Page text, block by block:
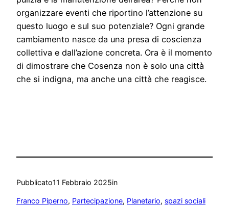
organizzare eventi che riportino l’attenzione su
questo luogo e sul suo potenziale? Ogni grande
cambiamento nasce da una presa di coscienza
collettiva e dall’azione concreta. Ora è il momento
di dimostrare che Cosenza non è solo una città
che si indigna, ma anche una città che reagisce.
Pubblicato11 Febbraio 2025in
Franco Piperno, Partecipazione, Planetario, spazi sociali